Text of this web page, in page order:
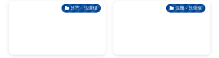
洗面・洗濯場 洗面・洗濯場